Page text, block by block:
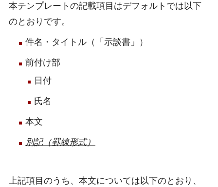
本テンプレートの記載項目はデフォルトでは以下
のとおりです。
件名・タイトル（「示談書」）
前付け部
日付
氏名
本文
別記（罫線形式）
上記項目のうち、本文については以下のとおり、